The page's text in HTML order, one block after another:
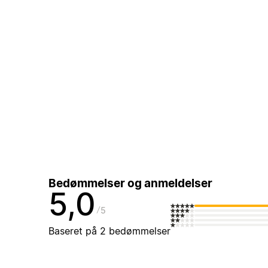
Bedømmelser og anmeldelser
5,0 5
Baseret på 2 bedømmelser